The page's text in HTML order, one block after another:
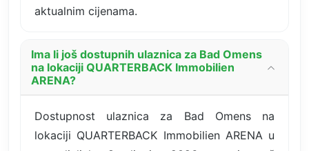
aktualnim cijenama.
Ima li još dostupnih ulaznica za Bad Omens
na lokaciji QUARTERBACK Immobilien
ARENA?
Dostupnost ulaznica za Bad Omens na
lokaciji QUARTERBACK Immobilien ARENA u